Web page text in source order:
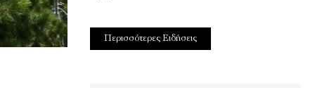
Περισσότερες Ειδήσεις